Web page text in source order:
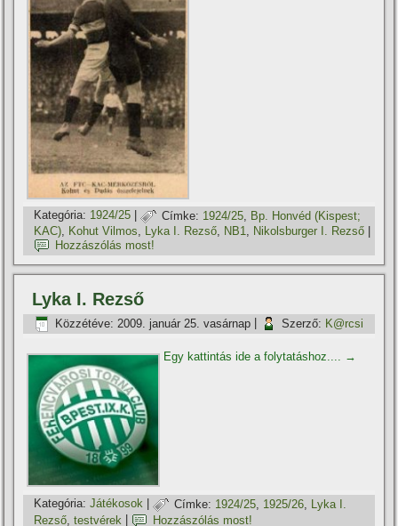
Kategória: 1924/25 | Címke: 1924/25
Bp. Honvéd (Kispest;
KAC), Kohut Vilmos, Lyka I. Rezső, NB1, Nikolsburger I. Rezső
Hozzászólás most!
Lyka I. Rezső
Közzétéve: 2009. január 25. vasárnap Szerző: K@rcsi
Egy kattintás ide a folytatáshoz.... →
Kategória: Játékosok | Címke: 1924/25 1925/26
Lyka I.
Rezső ,testvérek Hozzászólás most!